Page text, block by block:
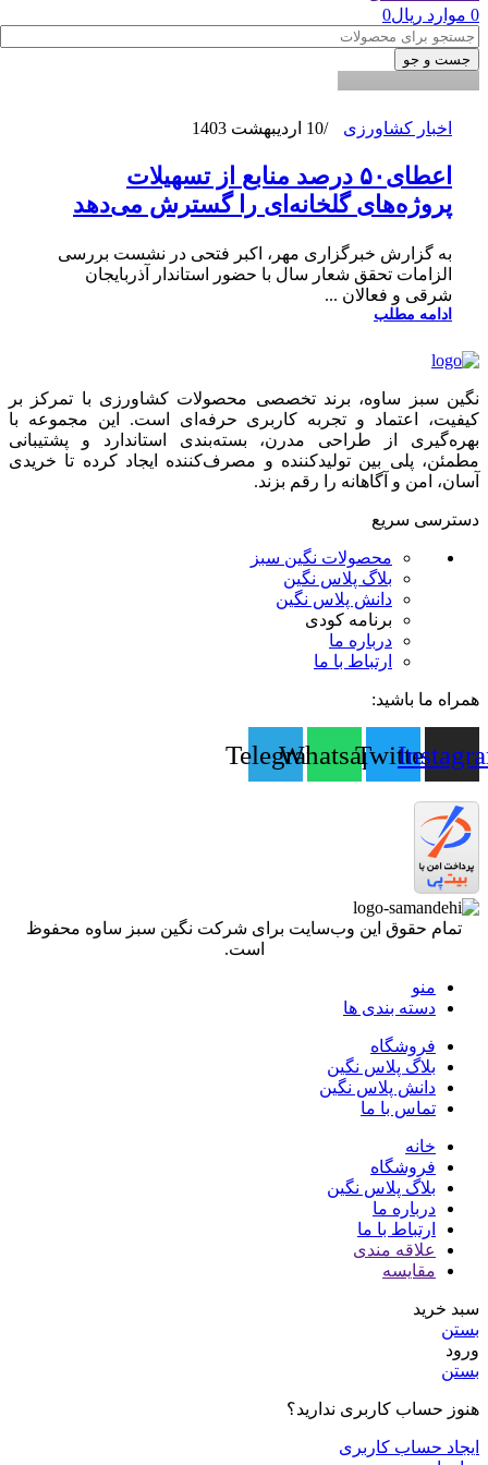
0 موارد ریال0
جست و جو
0
اخبار کشاورزی 10 اردیبهشت 1403
اعطای۵۰ درصد منابع از تسهیلات
پروژه‌های گلخانه‌ای را گسترش می‌دهد
به گزارش خبرگزاری مهر، اکبر فتحی در نشست بررسی
الزامات تحقق شعار سال با حضور استاندار آذربایجان
شرقی و فعالان ...
ادامه مطلب
نگین سبز ساوه، برند تخصصی محصولات کشاورزی با تمرکز بر
کیفیت، اعتماد و تجربه کاربری حرفه‌ای است. این مجموعه با
بهره‌گیری از طراحی مدرن، بسته‌بندی استاندارد و پشتیبانی
مطمئن، پلی بین تولیدکننده و مصرف‌کننده ایجاد کرده تا خریدی
آسان، امن و آگاهانه را رقم بزند.
دسترسی سریع
محصولات نگین سبز
بلاگ پلاس نگین
دانش پلاس نگین
برنامه کودی
درباره ما
ارتباط با ما
همراه ما باشید:
Twitter
Whatsapp
Telegram
تمام حقوق اين وب‌سايت برای شرکت نگین سبز ساوه محفوظ
است.
منو
دسته بندی ها
فروشگاه
بلاگ پلاس نگین
دانش پلاس نگین
تماس با ما
خانه
فروشگاه
بلاگ پلاس نگین
درباره ما
ارتباط با ما
علاقه مندی
مقایسه
سبد خرید
بستن
ورود
بستن
هنوز حساب کاربری ندارید؟
ایجاد حساب کاربری